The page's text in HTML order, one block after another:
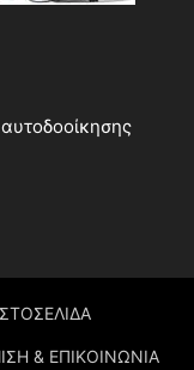
& ΕΠΙΚΟΙΝΩΝΙΑ